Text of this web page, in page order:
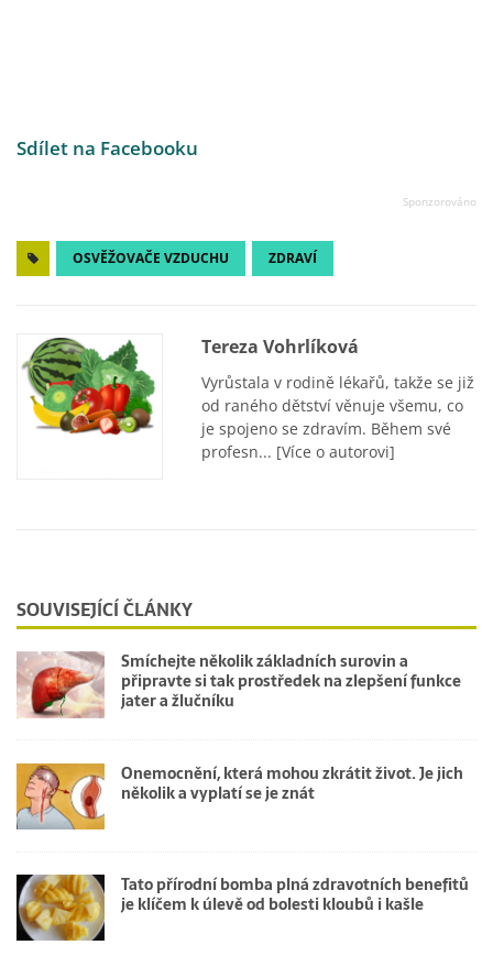
Sdílet na Facebooku
OSVĚŽOVAČE VZDUCHU ZDRAVÍ
Tereza Vohrlíková
Vyrůstala v rodině lékařů, takže se již
od raného dětství věnuje všemu, co
je spojeno se zdravím. Během své
profesn... [Více o autorovi]
SOUVISEJÍCÍ ČLÁNKY
Smíchejte několik základních surovin a
připravte si tak prostředek na zlepšení funkce
jater a žlučníku
Onemocnění, která mohou zkrátit život. Je jich
několik a vyplatí se je znát
Tato přírodní bomba plná zdravotních benefitů
je klíčem k úlevě od bolesti kloubů i kašle